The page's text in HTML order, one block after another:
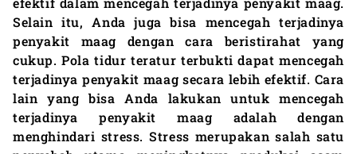
Selain itu, Anda juga bisa mencegah terjadinya
penyakit maag dengan cara beristirahat yang
cukup. Pola tidur teratur terbukti dapat mencegah
terjadinya penyakit maag secara lebih efektif. Cara
lain yang bisa Anda lakukan untuk mencegah
terjadinya penyakit maag adalah dengan
menghindari stress. Stress merupakan salah satu